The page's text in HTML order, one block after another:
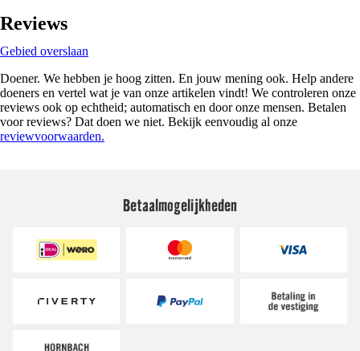
Reviews
Gebied overslaan
Doener. We hebben je hoog zitten. En jouw mening ook. Help andere
doeners en vertel wat je van onze artikelen vindt! We controleren onze
reviews ook op echtheid; automatisch en door onze mensen. Betalen
voor reviews? Dat doen we niet. Bekijk eenvoudig al onze
reviewvoorwaarden.
Betaalmogelijkheden